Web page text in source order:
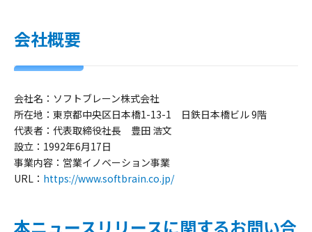
会社概要
会社名： ソフトブレーン株式会社
所在地： 東京都中央区日本橋1-13-1 日鉄日本橋ビル 9階
代表者： 代表取締役社長 豊田 浩文
設立： 1992年6月17日
事業内容： 営業イノベーション事業
URL： https://www.softbrain.co.jp/
本ニュースリリースに関するお問い合